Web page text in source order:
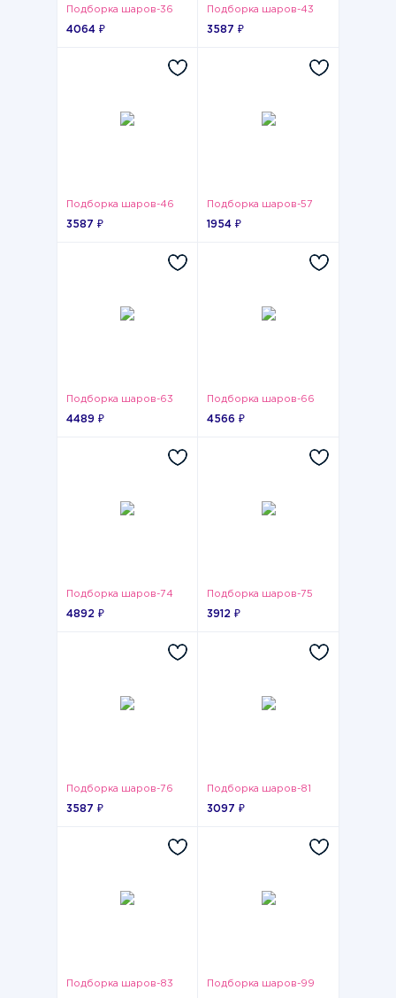
Подборка шаров-36
4064 ₽
Подборка шаров-43
3587 ₽
Подборка шаров-46
3587 ₽
Подборка шаров-57
1954 ₽
Подборка шаров-63
4489 ₽
Подборка шаров-66
4566 ₽
Подборка шаров-74
4892 ₽
Подборка шаров-75
3912 ₽
Подборка шаров-76
3587 ₽
Подборка шаров-81
3097 ₽
Подборка шаров-83 Подборка шаров-99